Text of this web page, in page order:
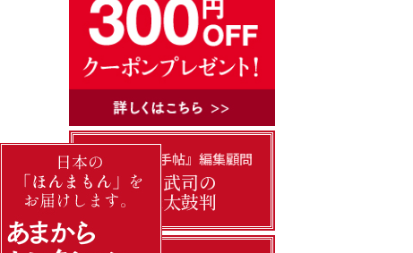
『あまから手帖』編集顧問
門上武司の
美味太鼓判